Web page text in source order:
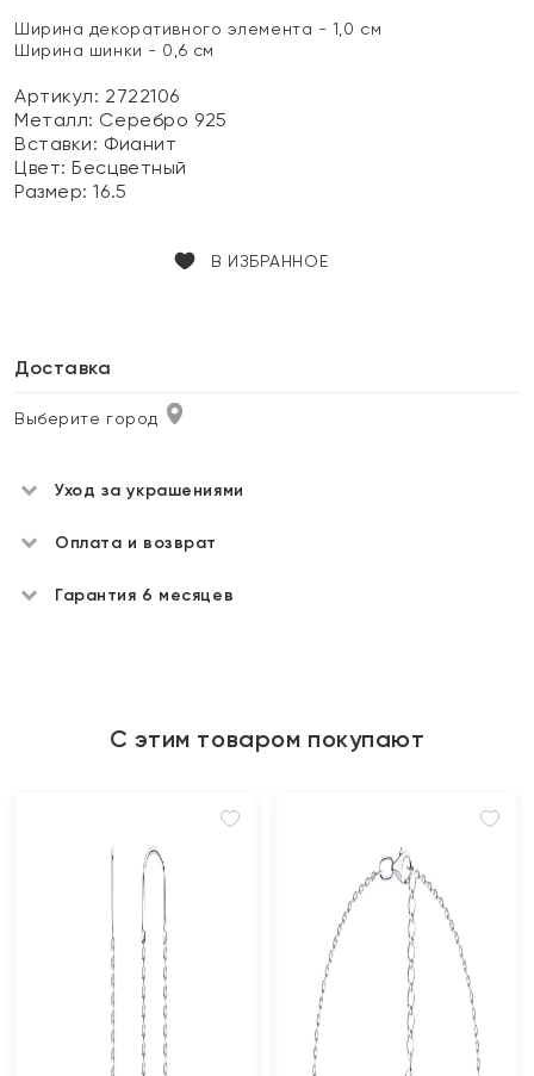
Ширина декоративного элемента - 1,0 см
Ширина шинки - 0,6 см
Артикул: 2722106
Металл: Серебро 925
Вставки: Фианит
Цвет:Бесцветный
Размер:16.5
В ИЗБРАННОЕ
Доставка
Выберите город
Уход за украшениями
Оплата и возврат
Гарантия 6 месяцев
С этим товаром покупают